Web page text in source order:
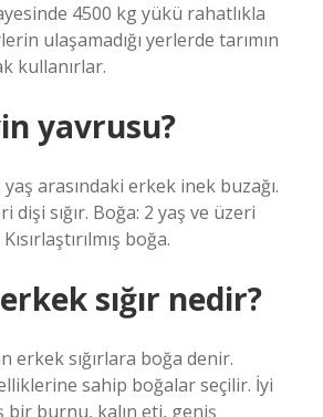
4500 kg yükü rahatlıkla
ulaşamadığı yerlerde tarımın
kullanırlar.
yavrusu?
arasındaki erkek inek buzağı.
dişi sığır. Boğa: 2 yaş ve üzeri
boğa.
sığır nedir?
erkek sığırlara boğa denir.
sahip boğalar seçilir. İyi
bir burnu, kalın eti, geniş